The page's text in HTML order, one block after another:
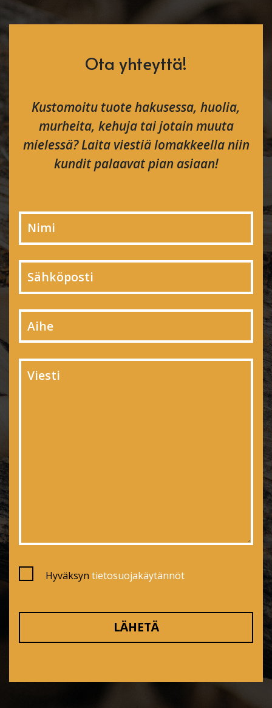
Ota yhteyttä!
Kustomoitu tuote hakusessa, huolia,
murheita, kehuja tai jotain muuta
mielessä? Laita viestiä lomakkeella niin
kundit palaavat pian asiaan!
Hyväksyn tietosuojakäytännöt